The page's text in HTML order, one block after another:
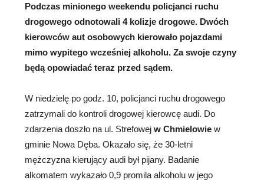
Podczas minionego weekendu policjanci ruchu
drogowego odnotowali 4 kolizje drogowe. Dwóch
kierowców aut osobowych kierowało pojazdami
mimo wypitego wcześniej alkoholu. Za swoje czyny
będą opowiadać teraz przed sądem.
W niedzielę po godz. 10, policjanci ruchu drogowego
zatrzymali do kontroli drogowej kierowcę audi. Do
zdarzenia doszło na ul. Strefowej w Chmielowie w
gminie Nowa Dęba. Okazało się, że 30-letni
mężczyzna kierujący audi był pijany. Badanie
alkomatem wykazało 0,9 promila alkoholu w jego